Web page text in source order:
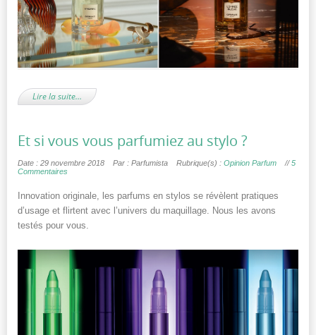
Lire la suite…
Et si vous vous parfumiez au stylo ?
Date : 29 novembre 2018 Par : Parfumista Rubrique(s) : Opinion Parfum //5
Commentaires
Innovation originale, les parfums en stylos se révèlent pratiques
d’usage et flirtent avec l’univers du maquillage. Nous les avons
testés pour vous.